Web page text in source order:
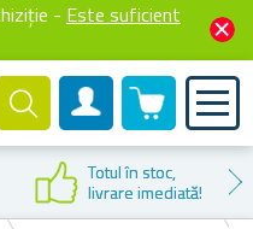
- Este suficient
Cont client
0 produselor